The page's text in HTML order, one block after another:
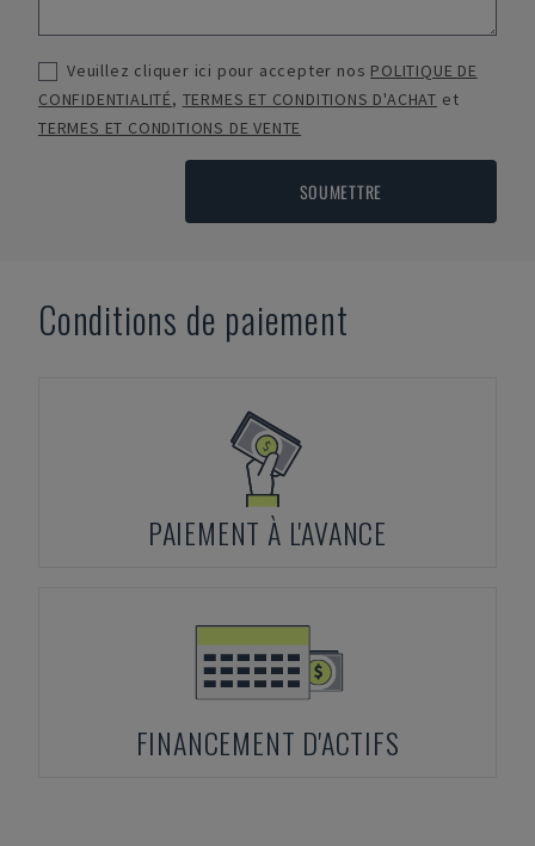
Veuillez cliquer ici pour accepter nos POLITIQUE DE
CONFIDENTIALITÉ, TERMES ET CONDITIONS D'ACHAT et
TERMES ET CONDITIONS DE VENTE
SOUMETTRE
Conditions de paiement
PAIEMENT À L'AVANCE
FINANCEMENT D'ACTIFS